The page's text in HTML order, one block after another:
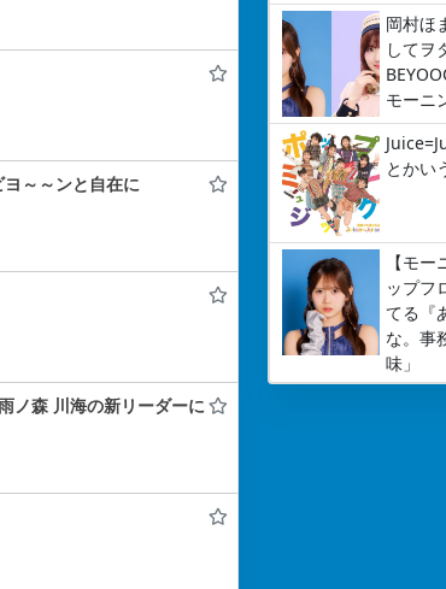
岡村ほ
してヲ
モーニ
とかい
【モ
ップフ
てる『
な。事
味」
～～ンと自在に
ノ森 川海の新リーダーに